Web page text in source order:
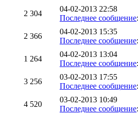
2 304
04-02-2013 22:58
Последнее сообщение:
2 366
04-02-2013 15:35
Последнее сообщение:
1 264
04-02-2013 13:04
Последнее сообщение:
3 256
03-02-2013 17:55
Последнее сообщение:
4 520
03-02-2013 10:49
Последнее сообщение: